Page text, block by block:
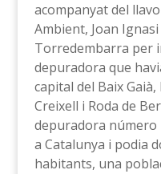
acompanyat del
Ambient, Joan
Torredembarra per
depuradora que
capital del Baix
Creixell i Roda de
depuradora número
a Catalunya i podia
habitants, una